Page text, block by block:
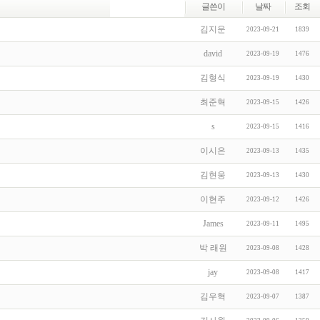
글쓴이 날짜 조회
김지운 2023-09-21 1839
david 2023-09-19 1476
김형식 2023-09-19 1430
최준혁 2023-09-15 1426
s 2023-09-15 1416
이시은 2023-09-13 1435
김현웅 2023-09-13 1430
이현주 2023-09-12 1426
James 2023-09-11 1495
박 래원 2023-09-08 1428
jay 2023-09-08 1417
김우혁 2023-09-07 1387